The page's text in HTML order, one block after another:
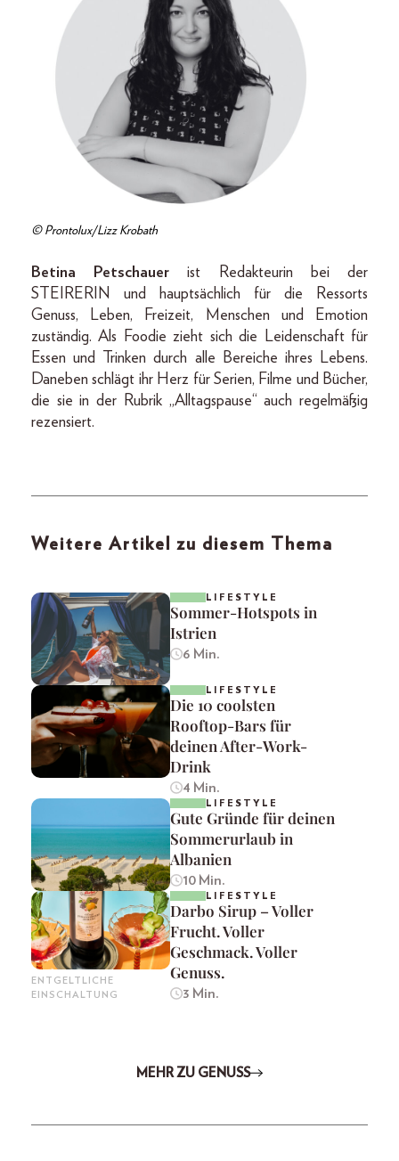
© Prontolux/Lizz Krobath
Betina Petschauerist Redakteurin bei der
STEIRERIN und hauptsächlich für die Ressorts
Genuss, Leben, Freizeit, Menschen und Emotion
zuständig. Als Foodie zieht sich die Leidenschaft für
Essen und Trinken durch alle Bereiche ihres Lebens.
Daneben schlägt ihr Herz für Serien, Filme und Bücher,
die sie in der Rubrik „Alltagspause“ auch regelmäßig
rezensiert.
Weitere Artikel zu diesem Thema
LIFESTYLE
Sommer-Hotspots in
Istrien
6 Min.
LIFESTYLE
Die 10 coolsten
Rooftop-Bars für
deinen After-Work-
Drink
4 Min.
LIFESTYLE
Gute Gründe für deinen
Sommerurlaub in
Albanien
10 Min.
ENTGELTLICHE
EINSCHALTUNG
LIFESTYLE
Darbo Sirup – Voller
Frucht. Voller
Geschmack. Voller
Genuss.
3 Min.
MEHR ZU GENUSS